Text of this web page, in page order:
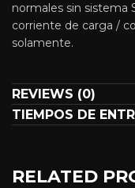
normales sin sistema
corriente de carga /
solamente.
REVIEWS (0)
TIEMPOS DE
RELATED